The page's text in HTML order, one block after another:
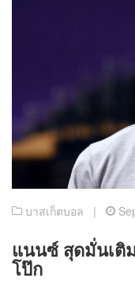
บาสเก็ตบอล |
แนนซ์ สุดมั่นเติ
โป๊ก